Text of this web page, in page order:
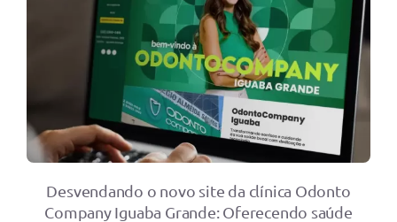
Desvendando o novo site da clínica Odonto
Company Iguaba Grande: Oferecendo saúde